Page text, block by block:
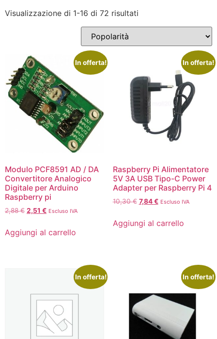
Visualizzazione di 1-16 di 72 risultati
In offerta!
Modulo PCF8591 AD / DA
Convertitore Analogico
Digitale per Arduino
Raspberry pi
2,88€ 2,51 € Escluso IVA
Aggiungi al carrello
In offerta!
Raspberry Pi Alimentatore
5V 3A USB Tipo-C Power
Adapter per Raspberry Pi 4
10,30€ 7,84€ Escluso IVA
Aggiungi al carrello
In offerta! In offerta!